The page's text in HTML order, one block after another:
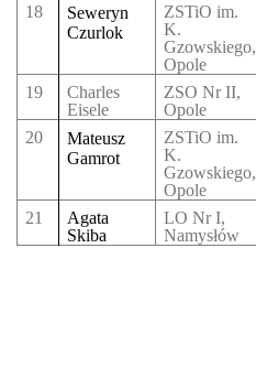
18
Seweryn
Czurlok
ZSTiOim.
K.
Gzowskiego,
Opole
19
Charles
Eisele
ZSO Nr II,
Opole
20
Mateusz
Gamrot
ZSTiOim.
K.
Gzowskiego,
Opole
21
Agata
Skiba
LO Nr I,
Namysłów